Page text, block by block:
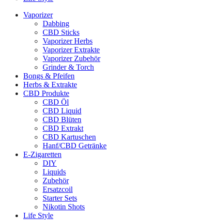
Vaporizer
Dabbing
CBD Sticks
Vaporizer Herbs
Vaporizer Extrakte
Vaporizer Zubehör
Grinder & Torch
Bongs & Pfeifen
Herbs & Extrakte
CBD Produkte
CBD Öl
CBD Liquid
CBD Blüten
CBD Extrakt
CBD Kartuschen
Hanf/CBD Getränke
E-Zigaretten
DIY
Liquids
Zubehör
Ersatzcoil
Starter Sets
Nikotin Shots
Life Style